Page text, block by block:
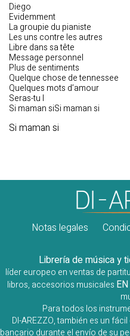
Diego
Evidemment
La groupie du pianiste
Les uns contre les autres
Libre dans sa tête
Message personnel
Plus de sentiments
Quelque chose de tennessee
Quelques mots d’amour
Seras-tu l
Si maman siSi maman si
Si maman si
Notas legales
Librería de música y
líder europeo en ventas de
libros, accesorios musicales
Para todos los
DI-AREZZO, también es un
bancario durante el envío de su